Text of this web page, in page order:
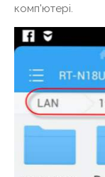
комп'ютері.